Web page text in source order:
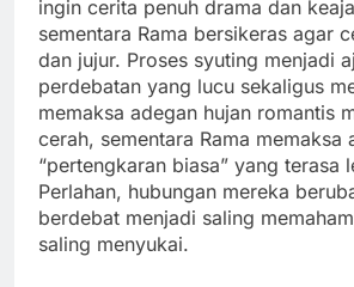
ingin cerita penuh drama dan
sementara Rama bersikeras agar
dan jujur. Proses syuting menjadi
perdebatan yang lucu sekaligus
memaksa adegan hujan romantis
cerah, sementara Rama memaksa
“pertengkaran biasa” yang terasa
Perlahan, hubungan mereka
berdebat menjadi saling
saling menyukai.